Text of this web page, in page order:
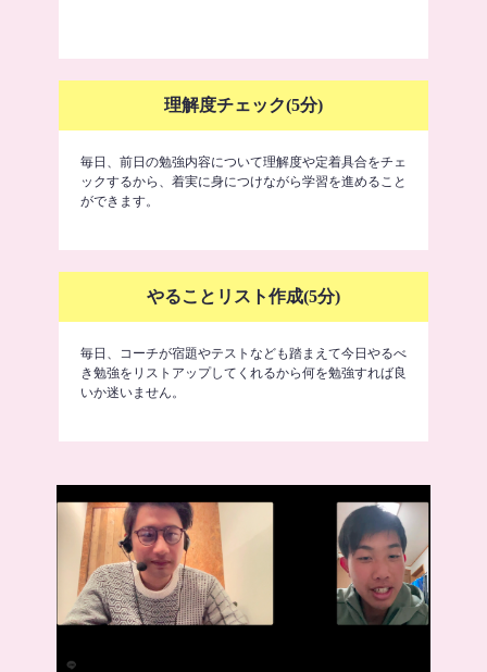
理解度チェック(5分)
毎日、前日の勉強内容について理解度や定着具合をチェ
ックするから、着実に身につけながら学習を進めること
ができます。
やることリスト作成(5分)
毎日、コーチが宿題やテストなども踏まえて今日やるべ
き勉強をリストアップしてくれるから何を勉強すれば良
いか迷いません。